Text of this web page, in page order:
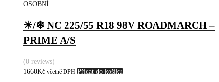
OSOBNÍ
☀/❄ NC 225/55 R18 98V ROADMARCH –
PRIME A/S
(0 reviews)
1660Kč včetně DPH Přidat do košíku